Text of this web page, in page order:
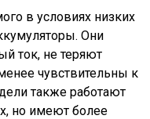
в условиях низких
Они
ток, не теряют
чувствительны к
также работают
но имеют более